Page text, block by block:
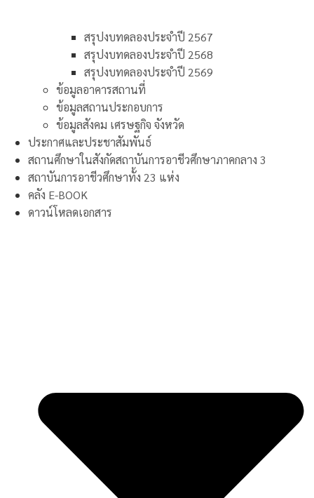
สรุปงบทดลองประจำปี 2567
สรุปงบทดลองประจำปี 2568
สรุปงบทดลองประจำปี 2569
ข้อมูลอาคารสถานที่
ข้อมูลสถานประกอบการ
ข้อมูลสังคม เศรษฐกิจ จังหวัด
ประกาศและประชาสัมพันธ์
สถานศึกษาในสังกัดสถาบันการอาชีวศึกษาภาคกลาง 3
สถาบันการอาชีวศึกษาทั้ง 23 แห่ง
คลัง E-BOOK
ดาวน์โหลดเอกสาร